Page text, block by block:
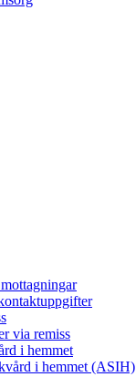
via remiss
i hemmet
i hemmet (ASIH)